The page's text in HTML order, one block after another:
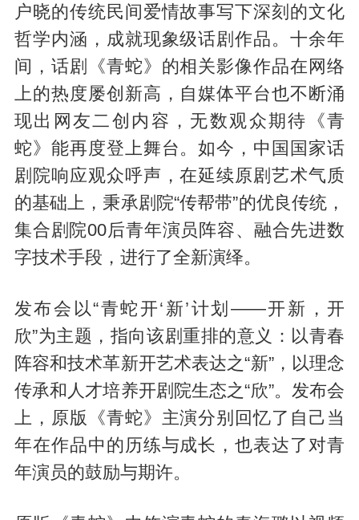
户晓的传统民间爱情故事写下深刻的文化
哲学内涵，成就现象级话剧作品。十余年
间，话剧《青蛇》的相关影像作品在网络
上的热度屡创新高，自媒体平台也不断涌
现出网友二创内容，无数观众期待《青
蛇》能再度登上舞台。如今，中国国家话
剧院响应观众呼声，在延续原剧艺术气质
的基础上，秉承剧院“传帮带”的优良传统，
集合剧院00后青年演员阵容、融合先进数
字技术手段，进行了全新演绎。
发布会以“青蛇开‘新’计划——开新，开
欣”为主题，指向该剧重排的意义：以青春
阵容和技术革新开艺术表达之“新”，以理念
传承和人才培养开剧院生态之“欣”。发布会
上，原版《青蛇》主演分别回忆了自己当
年在作品中的历练与成长，也表达了对青
年演员的鼓励与期许。